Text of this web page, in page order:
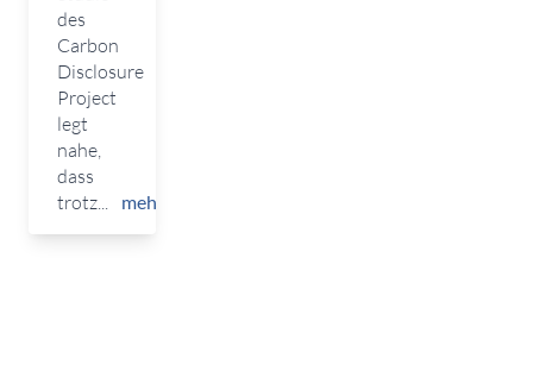
des
Carbon
Disclosure
Project
legt
nahe,
dass
trotz...
mehr